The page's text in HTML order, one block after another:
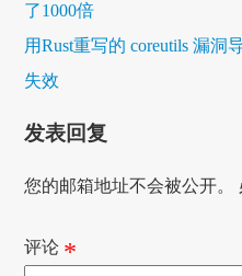
了1000倍
用Rust重写的 coreutils 漏洞
失效
发表回复
您的邮箱地址不会被公开。
评论 *